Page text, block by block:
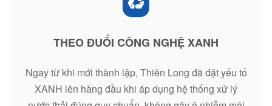
THEO ĐUỔI CÔNG NGHỆ XANH
Ngay từ khi mới thành lập, Thiên Long đã đặt yếu tố
XANH lên hàng đầu khi áp dụng hệ thống xử lý